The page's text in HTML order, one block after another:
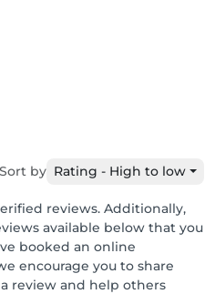
Sort by Rating - High to low
reviews. Additionally,
available below that you
booked an online
encourage you to share
review and help others